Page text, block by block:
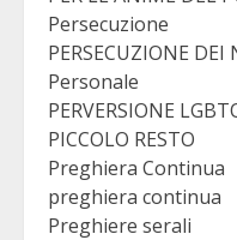
Persecuzione
PERSECUZIONE
Personale
PERVERSIONE
PICCOLO RESTO
Preghiera Continua
preghiera continua
Preghiere serali